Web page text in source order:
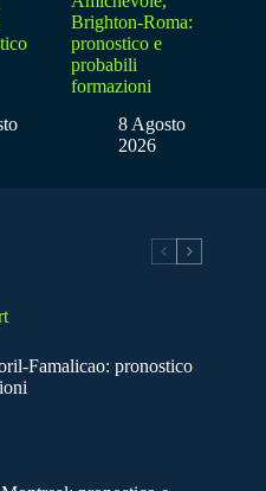
Brighton-Roma:
pronostico e
probabili
formazioni
8 Agosto
2026
Famalicao: pronostico